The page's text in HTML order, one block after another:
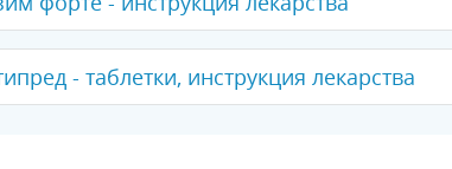
- таблетки, инструкция лекарства